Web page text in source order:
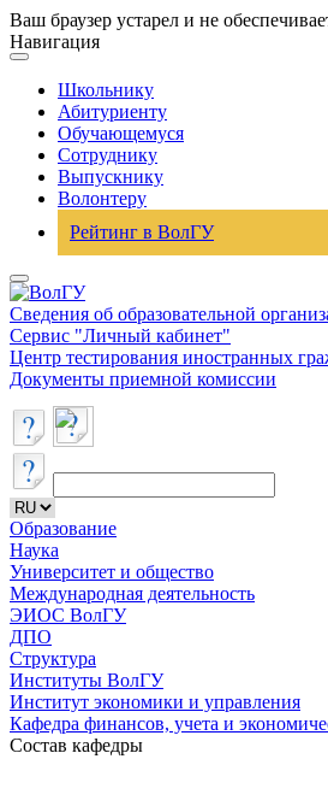
Ваш браузер устарел и не
Навигация
Школьнику
Абитуриенту
Обучающемуся
Сотруднику
Выпускнику
Волонтеру
Рейтинг в ВолГУ
Сведения об образовательной
Сервис "Личный кабинет"
Центр тестирования иностранных
Документы приемной комиссии
Образование
Наука
Университет и общество
Международная деятельность
ЭИОС ВолГУ
ДПО
Структура
Институты ВолГУ
Институт экономики и управления
Кафедра финансов, учета и
Состав кафедры